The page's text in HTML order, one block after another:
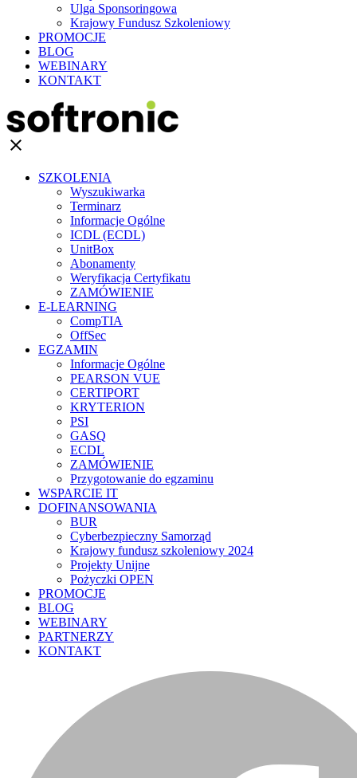
Ulga Sponsoringowa
Krajowy Fundusz Szkoleniowy
PROMOCJE
BLOG
WEBINARY
KONTAKT
clear
SZKOLENIA
Wyszukiwarka
Terminarz
Informacje Ogólne
ICDL (ECDL)
UnitBox
Abonamenty
Weryfikacja Certyfikatu
ZAMÓWIENIE
E-LEARNING
CompTIA
OffSec
EGZAMIN
Informacje Ogólne
PEARSON VUE
CERTIPORT
KRYTERION
PSI
GASQ
ECDL
ZAMÓWIENIE
Przygotowanie do egzaminu
WSPARCIE IT
DOFINANSOWANIA
BUR
Cyberbezpieczny Samorząd
Krajowy fundusz szkoleniowy 2024
Projekty Unijne
Pożyczki OPEN
PROMOCJE
BLOG
WEBINARY
PARTNERZY
KONTAKT